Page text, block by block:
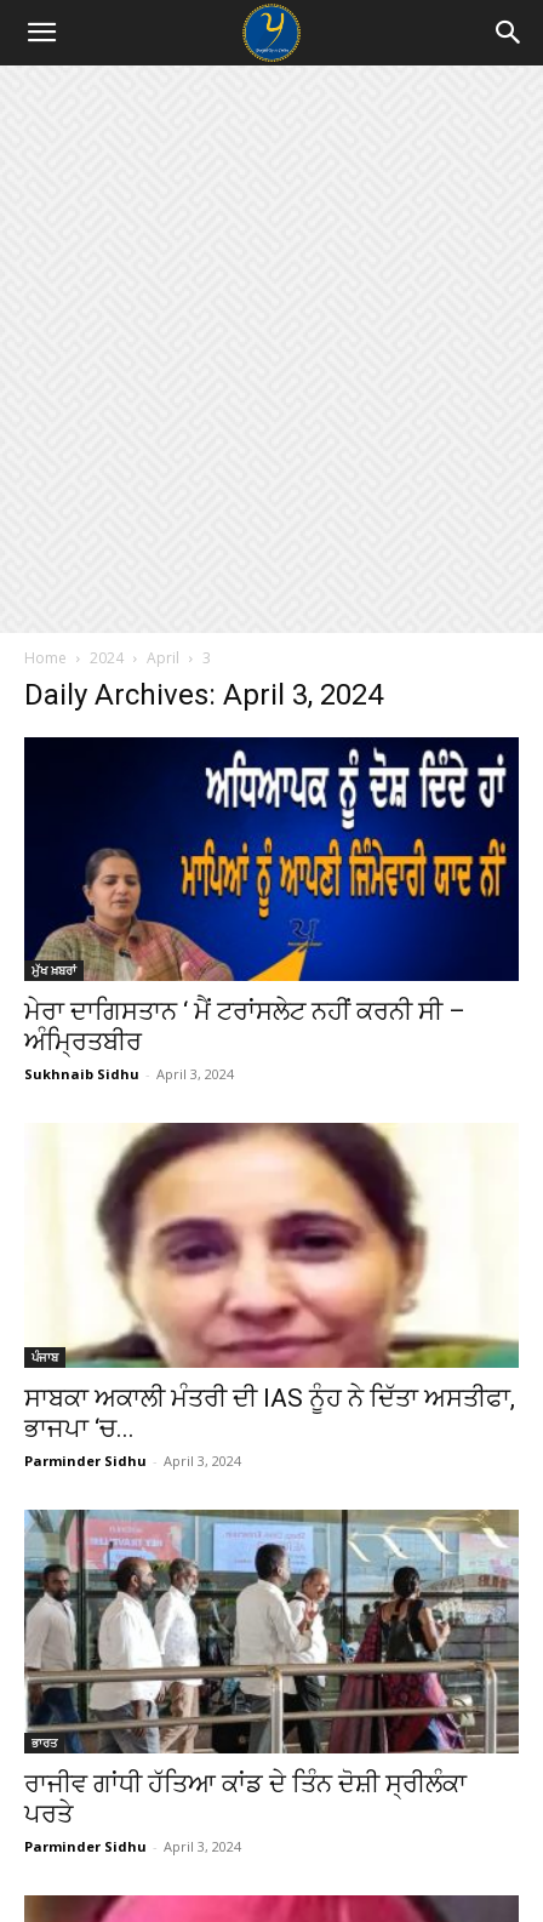
Home 2024 April 3
Daily Archives: April 3, 2024
ਮੁੱਖ ਖ਼ਬਰਾਂ
ਮੇਰਾ ਦਾਗਿਸਤਾਨ ‘ ਮੈਂ ਟਰਾਂਸਲੇਟ ਨਹੀਂ ਕਰਨੀ ਸੀ –
ਅੰਮ੍ਰਿਤਬੀਰ
Sukhnaib Sidhu - April 3, 2024
ਪੰਜਾਬ
ਸਾਬਕਾ ਅਕਾਲੀ ਮੰਤਰੀ ਦੀ IAS ਨੂੰਹ ਨੇ ਦਿੱਤਾ ਅਸਤੀਫਾ,
ਭਾਜਪਾ ‘ਚ...
Parminder Sidhu - April 3, 2024
ਭਾਰਤ
ਰਾਜੀਵ ਗਾਂਧੀ ਹੱਤਿਆ ਕਾਂਡ ਦੇ ਤਿੰਨ ਦੋਸ਼ੀ ਸ੍ਰੀਲੰਕਾ
ਪਰਤੇ
Parminder Sidhu - April 3, 2024